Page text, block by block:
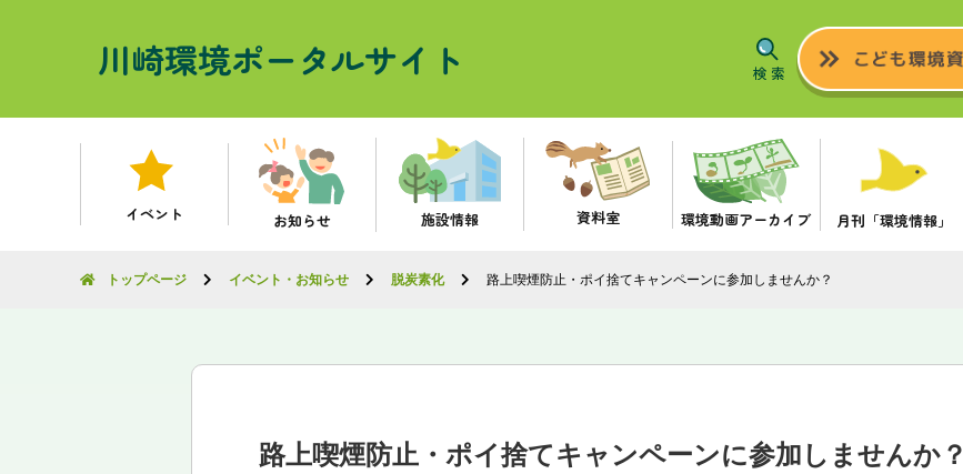
川崎環境ポータルサイト
イベント お知らせ 施設情報 資料室 環境動画アーカイブ 月刊「環境情報」
トップページ イベント・お知らせ 脱炭素化 路上喫煙防止・ポイ捨てキャンペーンに参加しませんか？
路上喫煙防止・ポイ捨てキャンペーンに参加しませんか？